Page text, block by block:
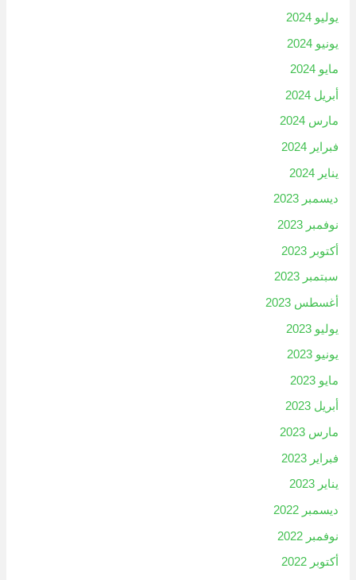
يوليو 2024
يونيو 2024
مايو 2024
أبريل 2024
مارس 2024
فبراير 2024
يناير 2024
ديسمبر 2023
نوفمبر 2023
أكتوبر 2023
سبتمبر 2023
أغسطس 2023
يوليو 2023
يونيو 2023
مايو 2023
أبريل 2023
مارس 2023
فبراير 2023
يناير 2023
ديسمبر 2022
نوفمبر 2022
أكتوبر 2022